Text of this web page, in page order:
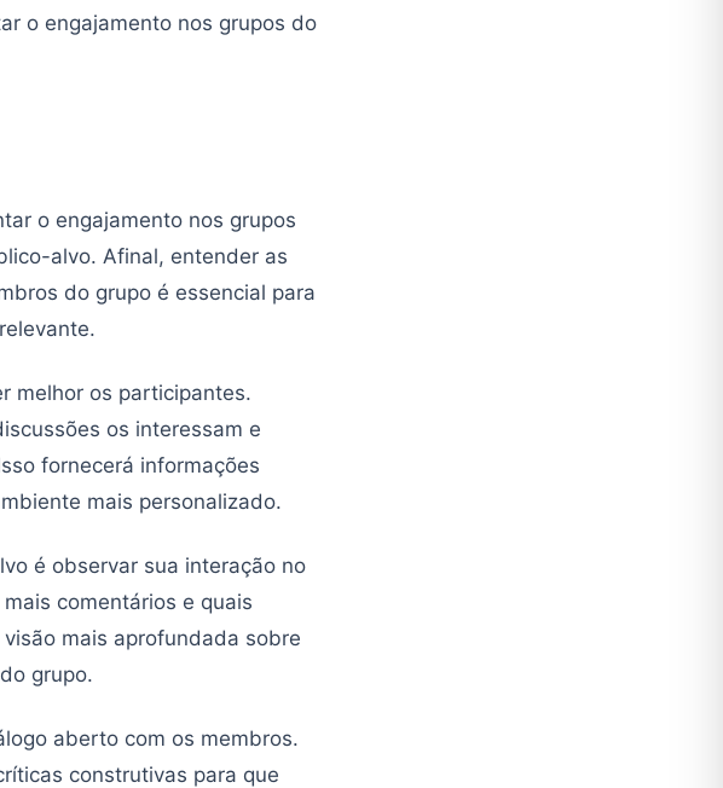
o engajamento nos grupos do
o engajamento nos grupos
alvo. Afinal, entender as
do grupo é essencial para
melhor os participantes.
os interessam e
fornecerá informações
mais personalizado.
é observar sua interação no
comentários e quais
mais aprofundada sobre
grupo.
aberto com os membros.
construtivas para que